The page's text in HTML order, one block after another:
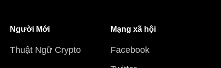
Người Mới
Thuật Ngữ Crypto
Mạng xã hội
Facebook